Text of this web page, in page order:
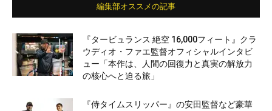
編集部オススメの記事
『タービュランス 絶空 16,000フィート』クラ
ウディオ・ファエ監督オフィシャルインタビ
ュー「本作は、人間の回復力と真実の解放力
の核心へと迫る旅」
『侍タイムスリッパー』の安田監督など豪華